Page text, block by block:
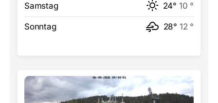
Samstag 24° 10 °
Sonntag 28° 12 °